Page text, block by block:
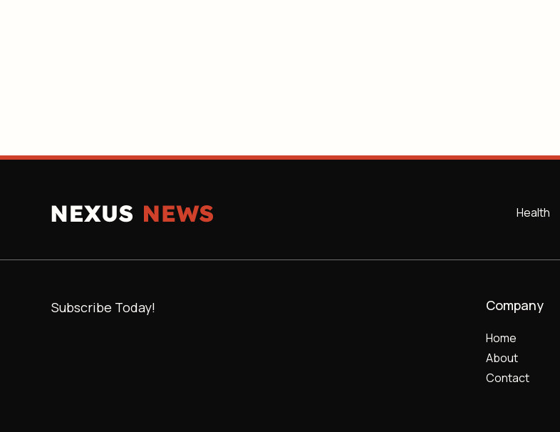
Health
Subscribe Today! Company
Home
About
Contact